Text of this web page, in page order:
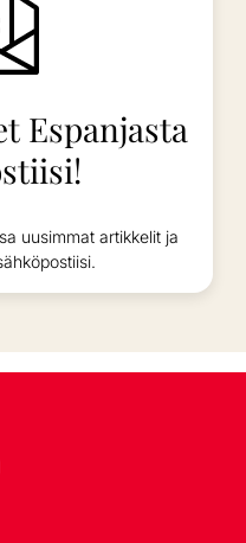
Espanjasta
uusimmat artikkelit ja